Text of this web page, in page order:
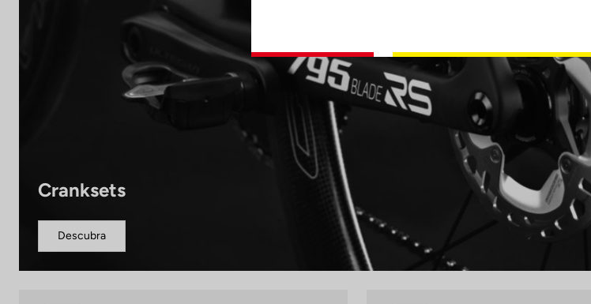
Cranksets
Descubra